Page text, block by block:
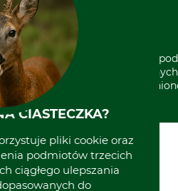
Grube w Europie
* Wszystkie ceny zawierają
kosztów wysyłki lub
CIASTECZKA?
pliki cookie oraz
podmiotów trzecich
ciągłego ulepszania
do